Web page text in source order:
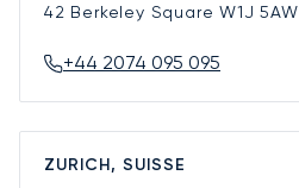
42 Berkeley SquareW1J 5AW
+44 2074 095 095
ZURICH, SUISSE